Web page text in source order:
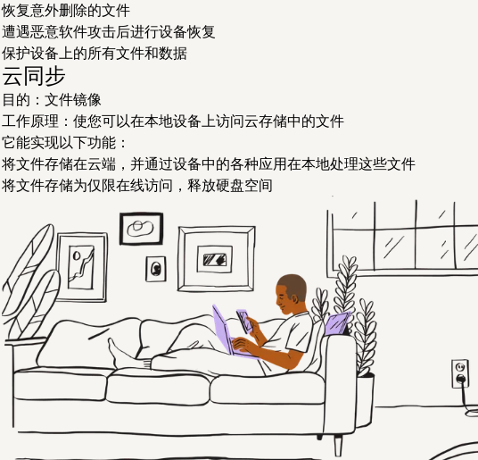
恢复意外删除的文件
遭遇恶意软件攻击后进行设备恢复
保护设备上的所有文件和数据
云同步
目的：文件镜像
工作原理：使您可以在本地设备上访问云存储中的文件
它能实现以下功能：
将文件存储在云端，并通过设备中的各种应用在本地处理这些文件
将文件存储为仅限在线访问，释放硬盘空间